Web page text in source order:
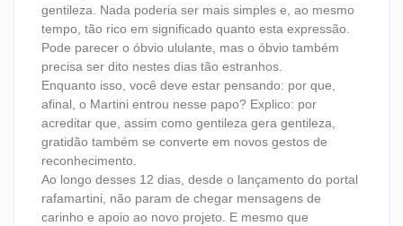
gentileza. Nada poderia ser mais simples e, ao mesmo
tempo, tão rico em significado quanto esta expressão.
Pode parecer o óbvio ululante, mas o óbvio também
precisa ser dito nestes dias tão estranhos.
Enquanto isso, você deve estar pensando: por que,
afinal, o Martini entrou nesse papo? Explico: por
acreditar que, assim como gentileza gera gentileza,
gratidão também se converte em novos gestos de
reconhecimento.
Ao longo desses 12 dias, desde o lançamento do portal
rafamartini, não param de chegar mensagens de
carinho e apoio ao novo projeto. E mesmo que